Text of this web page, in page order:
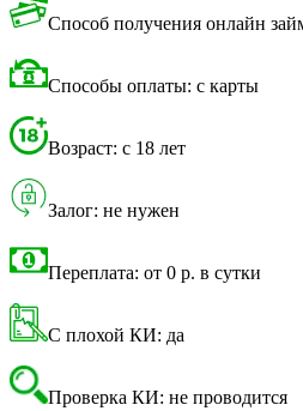
Способ получения онлайн
Способы оплаты: с карты
Возраст: с 18 лет
Залог: не нужен
Переплата: от 0 р. в сутки
С плохой КИ: да
Проверка КИ: не проводится